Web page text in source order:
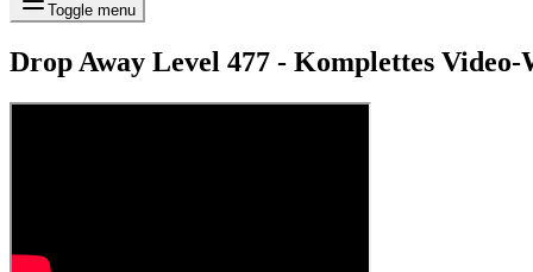
Toggle menu
Drop Away Level 477 - Komplettes